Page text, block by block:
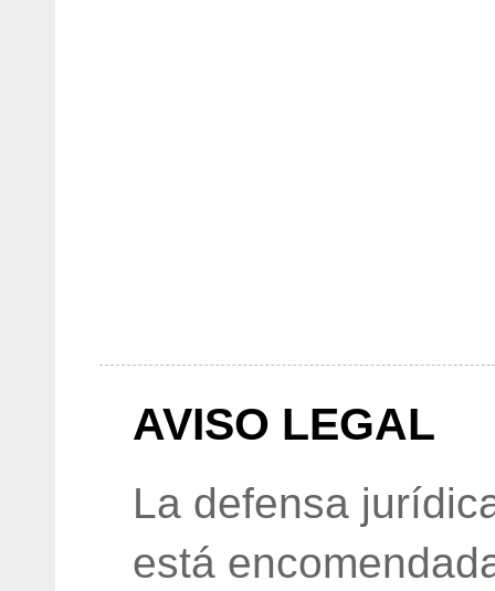
AVISO LEGAL
La defensa
está